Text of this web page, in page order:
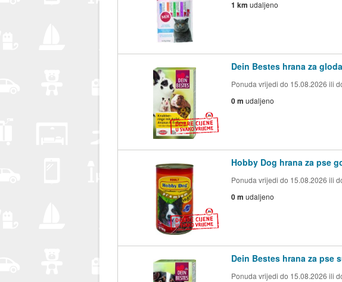
1 km udaljeno
Dein Bestes hrana za
Ponuda vrijedi do 15.08.2026 ili
0 m udaljeno
Hobby Dog hrana za pse
Ponuda vrijedi do 15.08.2026 ili
0 m udaljeno
Dein Bestes hrana za pse
Ponuda vrijedi do 15.08.2026 ili